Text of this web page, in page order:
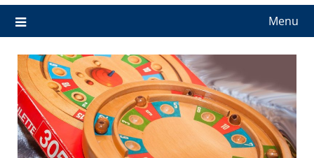
Menu